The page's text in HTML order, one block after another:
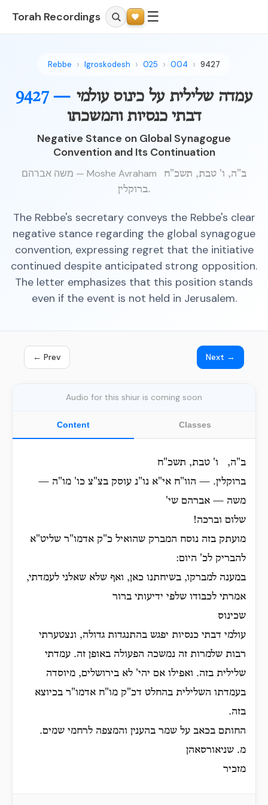
Torah Recordings ☰
Rebbe Igroskodesh 025 004 9427
9427 — עמדה שלילית על כינוס עולמי
דבתי כנסיות והמשכתו
Negative Stance on Global Synagogue
Convention and Its Continuation
משה אברהם — Moshe Avraham
ב"ה, ו' טבת, תשכ"ח
ברוקלין.
The Rebbe's secretary conveys the Rebbe's clear
negative stance regarding the global synagogue
convention, expressing regret that the initiative
continued despite anticipated strong opposition.
The letter emphasizes that this position stands
even if the event is not held in Jerusalem.
← Prev Next →
Audio for this shiur is coming soon
Content Classes
ב"ה, ו' טבת, תשכ"ח
ברוקלין. — הוו"ח אי"א נו"נ עוסק בצ"צ כו' מו"ה —
משה — אברהם שי'
שלום וברכה!
מועתק בזה נוסח המברק שהואיל כ"ק אדמו"ר שליט"א
להבריק לכ' היום:
במענה למברקו, בשיחתנו כאן, ואף שלא שאלני לעמדתי,
אמרתי לכבודו שלפי ידיעותי ברור
שכינוס
עולמי דבתי כנסיות יפגש בהתנגדות גדולה, ונצטערתי
רבות שלמרות זה נמשכה הפעולה באופן זה. עמדתי
שלילית בזה. ואפילו אם יהי' לא בירושלים, מיוסדה
בעמדתו השלילית בהחלט דכ"ק מו"ח אדמו"ר בכיוצא
בזה.
החותם בכאב על שמר בהענין והמצפה לרחמי שמים.
מ. שניאורסאהן
מזכיר